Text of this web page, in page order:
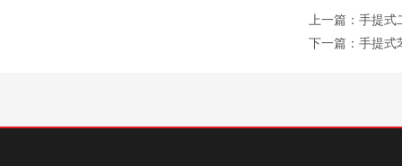
上一篇： 手提式
下一篇： 手提式